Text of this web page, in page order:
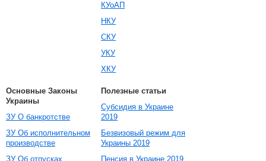
КУоАП
НКУ
СКУ
УКУ
ХКУ
Основные Законы
Украины
ЗУ О банкротстве
ЗУ Об исполнительном
производстве
ЗУ Об отпусках
Полезные статьи
Субсидия в Украине
2019
Безвизовый режим для
Украины 2019
Пенсия в Украине 2019